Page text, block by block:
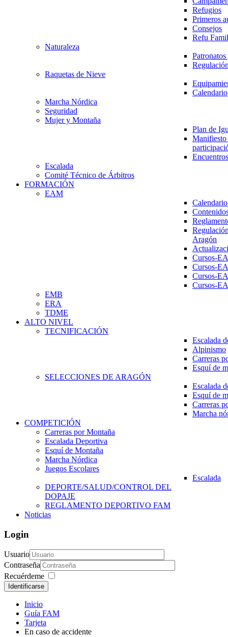
Refugios
Primeros
Consejos
Refu
Naturaleza
Raquetas de Nieve
Calendario
Marcha Nórdica
Seguridad
Mujer y Montaña
Plan de
Escalada
Comité Técnico de Árbitros
FORMACIÓN
EAM
Aragón
Cursos-
Cursos-
Cursos-
Cursos-
EMB
ERA
TDME
ALTO NIVEL
TECNIFICACIÓN
Escalada
Alpinismo
Carreras
Esquí de
SELECCIONES DE ARAGÓN
Escalada
Esquí de
Carreras
Marcha
COMPETICIÓN
Carreras por Montaña
Escalada Deportiva
Esquí de Montaña
Marcha Nórdica
Juegos Escolares
Escalada
DEPORTE/SALUD/CONTROL DEL
DOPAJE
REGLAMENTO DEPORTIVO FAM
Noticias
Login
Usuario
Contraseña
Recuérdeme
Identificarse
Inicio
Guía FAM
Tarjeta
En caso de accidente